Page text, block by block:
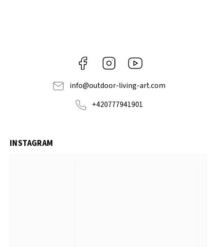
Facebook Instagram
info@outdoor-living-art.com
+420777941901
INSTAGRAM